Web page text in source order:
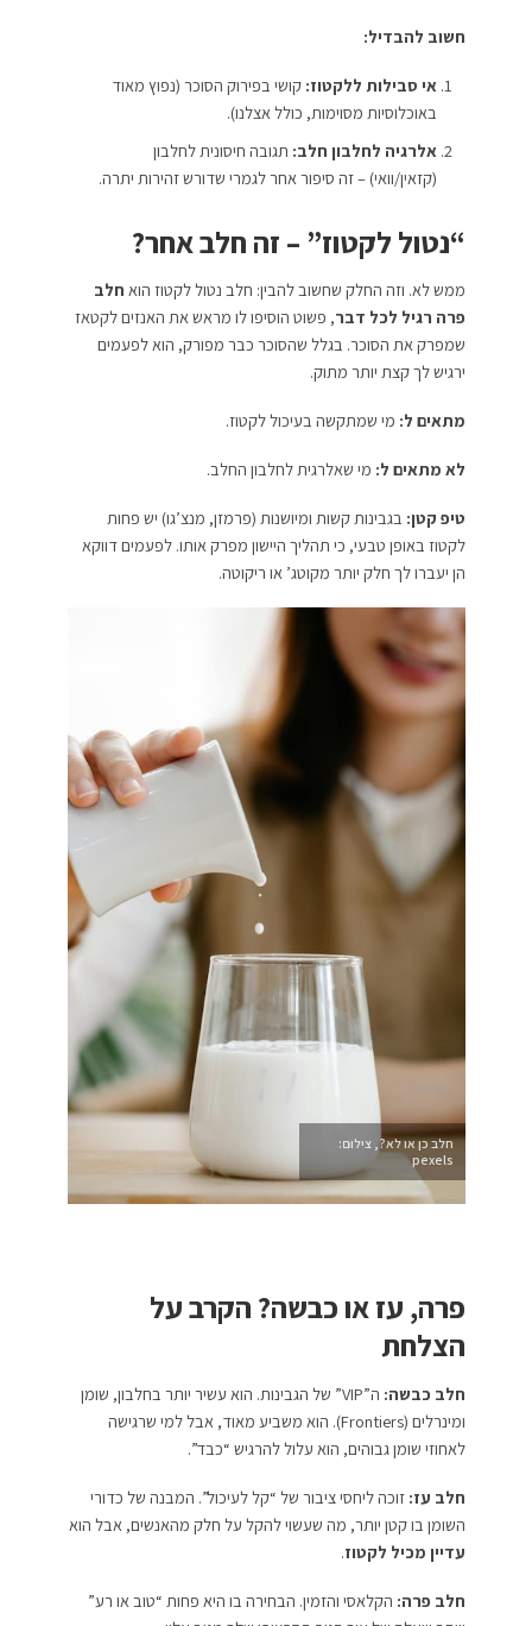
חשוב להבדיל:
אי סבילות ללקטוז: קושי בפירוק הסוכר (נפוץ מאוד
באוכלוסיות מסוימות, כולל אצלנו).
אלרגיה לחלבון חלב: תגובה חיסונית לחלבון
(קזאין/וואי) – זה סיפור אחר לגמרי שדורש זהירות יתרה.
“נטול לקטוז” – זה חלב אחר?
ממש לא. וזה החלק שחשוב להבין: חלב נטול לקטוז הוא חלב
פרה רגיל לכל דבר, פשוט הוסיפו לו מראש את האנזים לקטאז
שמפרק את הסוכר. בגלל שהסוכר כבר מפורק, הוא לפעמים
ירגיש לך קצת יותר מתוק.
מתאים ל: מי שמתקשה בעיכול לקטוז.
לא מתאים ל: מי שאלרגית לחלבון החלב.
טיפ קטן: בגבינות קשות ומיושנות (פרמזן, מנצ’גו) יש פחות
לקטוז באופן טבעי, כי תהליך היישון מפרק אותו. לפעמים דווקא
הן יעברו לך חלק יותר מקוטג’ או ריקוטה.
חלב כן או לא?, צילום:
pexels
פרה, עז או כבשה? הקרב על
הצלחת
חלב כבשה:
ה”VIP” של הגבינות. הוא עשיר יותר בחלבון, שומן
ומינרלים (Frontiers). הוא משביע מאוד, אבל למי שרגישה
לאחוזי שומן גבוהים, הוא עלול להרגיש “כבד”.
חלב עז: זוכה ליחסי ציבור של “קל לעיכול”. המבנה של כדורי
השומן בו קטן יותר, מה שעשוי להקל על חלק מהאנשים, אבל הוא
עדיין מכיל לקטוז.
חלב פרה: הקלאסי והזמין. הבחירה בו היא פחות “טוב או רע”